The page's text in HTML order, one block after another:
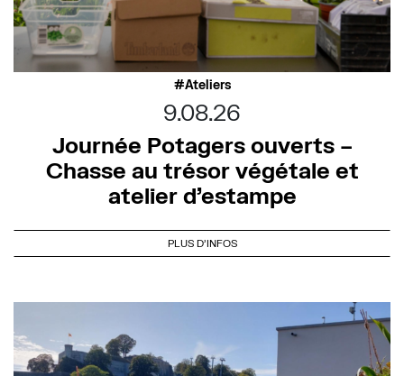
Ateliers
9.08.26
Journée Potagers ouverts –
Chasse au trésor végétale et
atelier d’estampe
PLUS D'INFOS